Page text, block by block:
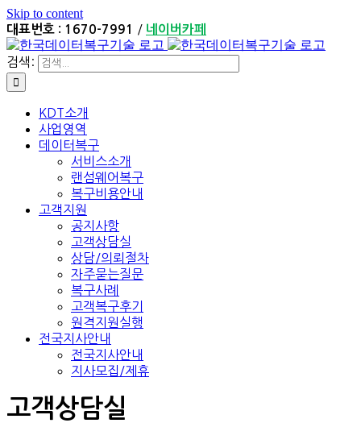
Skip to content
대표번호 : 1670-7991 / 네이버카페
검색:
KDT소개
사업영역
데이터복구
서비스소개
랜섬웨어복구
복구비용안내
고객지원
공지사항
고객상담실
상담/의뢰절차
자주묻는질문
복구사례
고객복구후기
원격지원실행
전국지사안내
전국지사안내
지사모집/제휴
고객상담실